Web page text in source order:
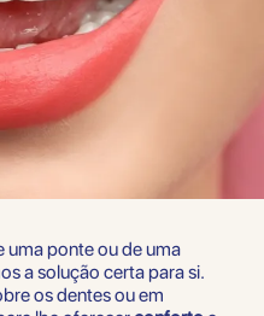
uma ponte ou de uma
a solução certa para si.
os dentes ou em